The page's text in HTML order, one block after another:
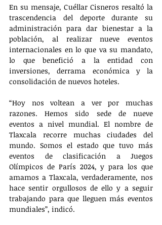
En su mensaje, Cuéllar Cisneros resaltó la
trascendencia del deporte durante su
administración para dar bienestar a la
población, al realizar nueve eventos
internacionales en lo que va su mandato,
lo que benefició a la entidad con
inversiones, derrama económica y la
consolidación de nuevos hoteles.
“Hoy nos voltean a ver por muchas
razones. Hemos sido sede de nueve
eventos a nivel mundial. El nombre de
Tlaxcala recorre muchas ciudades del
mundo. Somos el estado que tuvo más
eventos de clasificación a Juegos
Olímpicos de París 2024, y para los que
amamos a Tlaxcala, verdaderamente, nos
hace sentir orgullosos de ello y a seguir
trabajando para que lleguen más eventos
mundiales”, indicó.